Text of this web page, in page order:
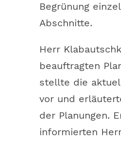
Begrünung
Abschnitte.
Herr
beauftragten
stellte die
vor und
der Planungen.
informierten